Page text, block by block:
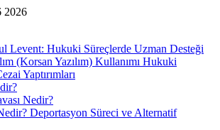
2026
Levent: Hukuki Süreçlerde Uzman Desteği
(Korsan Yazılım) Kullanımı Hukuki
Yaptırımları
Nedir?
Deportasyon Süreci ve Alternatif